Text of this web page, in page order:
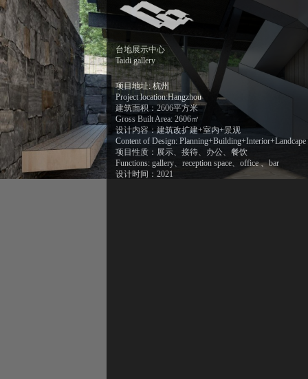
台地展示中心
Taidi gallery
项目地址: 杭州
Project location:Hangzhou
建筑面积：2606平方米
Gross Built Area: 2606㎡
设计内容：建筑改扩建+室内+景观
Content of Design: Planning+Building+Interior+Landcape
项目性质：展示、接待、办公、餐饮
Functions: gallery、reception space、office 、bar
设计时间：2021